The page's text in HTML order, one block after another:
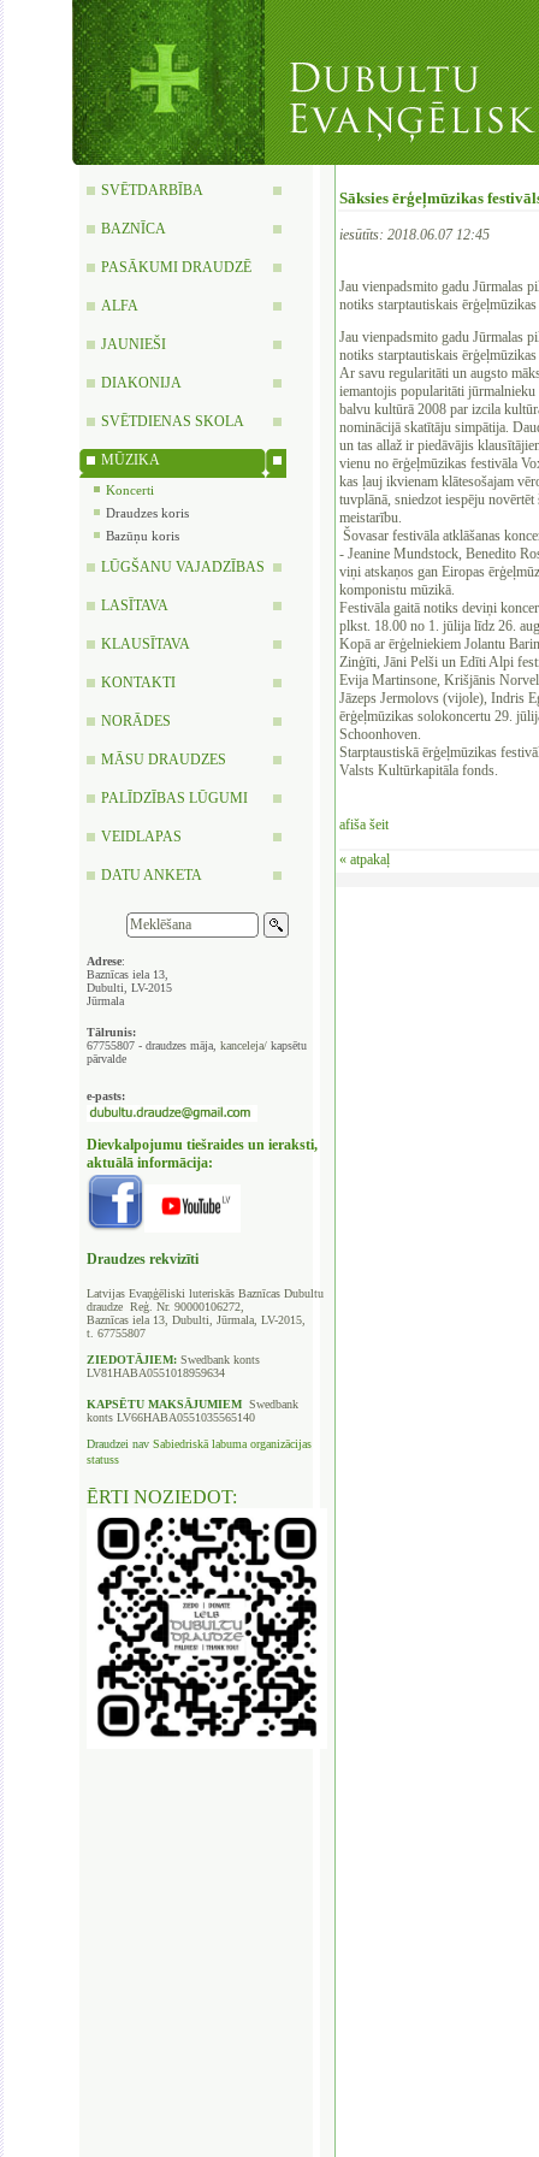
SVĒTDARBĪBA
BAZNĪCA
PASĀKUMI DRAUDZĒ
ALFA
JAUNIEŠI
DIAKONIJA
SVĒTDIENAS SKOLA
MŪZIKA
Koncerti
Draudzes koris
Bazūņu koris
LŪGŠANU VAJADZĪBAS
LASĪTAVA
KLAUSĪTAVA
KONTAKTI
NORĀDES
MĀSU DRAUDZES
PALĪDZĪBAS LŪGUMI
VEIDLAPAS
DATU ANKETA
Adrese:
Baznīcas iela 13,
Dubulti, LV-2015
Jūrmala
Tālrunis:
67755807 - draudzes māja, kanceleja/ kapsētu
pārvalde
e-pasts:
Dievkalpojumu tiešraides un ieraksti,
aktuālā informācija:
Draudzes rekvizīti
Latvijas Evaņģēliski luteriskās Baznīcas Dubultu
draudze Reģ. Nr. 90000106272,
Baznīcas iela 13, Dubulti, Jūrmala, LV-2015,
t. 67755807
ZIEDOTĀJIEM: Swedbank konts
LV81HABA0551018959634
KAPSĒTU MAKSĀJUMIEM Swedbank
konts LV66HABA0551035565140
Draudzei nav Sabiedriskā labuma organizācijas
statuss
ĒRTI NOZIEDOT:
Sāksies ērģeļmūzikas
iesūtīts: 2018.06.07 12:45
Jau vienpadsmito gadu Jūrmalas
notiks starptautiskais
Jau vienpadsmito gadu Jūrmalas
notiks starptautiskais
Ar savu regularitāti un augsto
iemantojis popularitāti jūrmalnieku
balvu kultūrā 2008 par izcila
nominācijā skatītāju simpātija.
un tas allaž ir piedāvājis
vienu no ērģeļmūzikas festivāla
kas ļauj ikvienam klātesošajam
tuvplānā, sniedzot iespēju
meistarību.
Šovasar festivāla atklāšanas
- Jeanine Mundstock, Benedito
viņi atskaņos gan Eiropas
komponistu mūzikā.
Festivāla gaitā notiks deviņi
plkst. 18.00 no 1. jūlija līdz 26.
Kopā ar ērģelniekiem Jolantu
Zinģīti, Jāni Pelši un Edīti Alpi
Evija Martinsone, Krišjānis
Jāzeps Jermolovs (vijole), Indris
ērģeļmūzikas solokoncertu 29.
Schoonhoven.
Starptaustiskā ērģeļmūzikas
Valsts Kultūrkapitāla fonds.
‍afiša šeit
« atpakaļ